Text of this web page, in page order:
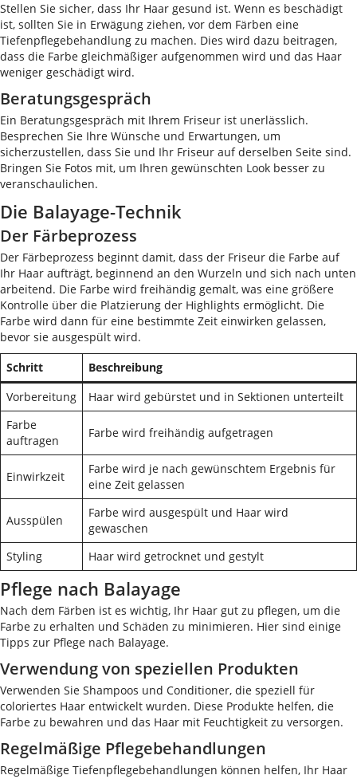
Stellen Sie sicher, dass Ihr Haar gesund ist. Wenn es beschädigt
ist, sollten Sie in Erwägung ziehen, vor dem Färben eine
Tiefenpflegebehandlung zu machen. Dies wird dazu beitragen,
dass die Farbe gleichmäßiger aufgenommen wird und das Haar
weniger geschädigt wird.
Beratungsgespräch
Ein Beratungsgespräch mit Ihrem Friseur ist unerlässlich.
Besprechen Sie Ihre Wünsche und Erwartungen, um
sicherzustellen, dass Sie und Ihr Friseur auf derselben Seite sind.
Bringen Sie Fotos mit, um Ihren gewünschten Look besser zu
veranschaulichen.
Die Balayage-Technik
Der Färbeprozess
Der Färbeprozess beginnt damit, dass der Friseur die Farbe auf
Ihr Haar aufträgt, beginnend an den Wurzeln und sich nach unten
arbeitend. Die Farbe wird freihändig gemalt, was eine größere
Kontrolle über die Platzierung der Highlights ermöglicht. Die
Farbe wird dann für eine bestimmte Zeit einwirken gelassen,
bevor sie ausgespült wird.
Schritt
Beschreibung
Vorbereitung
Haar wird gebürstet und in Sektionen unterteilt
Farbe
auftragen
Farbe wird freihändig aufgetragen
Einwirkzeit
Farbe wird je nach gewünschtem Ergebnis für
eine Zeit gelassen
Ausspülen
Farbe wird ausgespült und Haar wird
gewaschen
Styling
Haar wird getrocknet und gestylt
Pflege nach Balayage
Nach dem Färben ist es wichtig, Ihr Haar gut zu pflegen, um die
Farbe zu erhalten und Schäden zu minimieren. Hier sind einige
Tipps zur Pflege nach Balayage.
Verwendung von speziellen Produkten
Verwenden Sie Shampoos und Conditioner, die speziell für
coloriertes Haar entwickelt wurden. Diese Produkte helfen, die
Farbe zu bewahren und das Haar mit Feuchtigkeit zu versorgen.
Regelmäßige Pflegebehandlungen
Regelmäßige Tiefenpflegebehandlungen können helfen, Ihr Haar